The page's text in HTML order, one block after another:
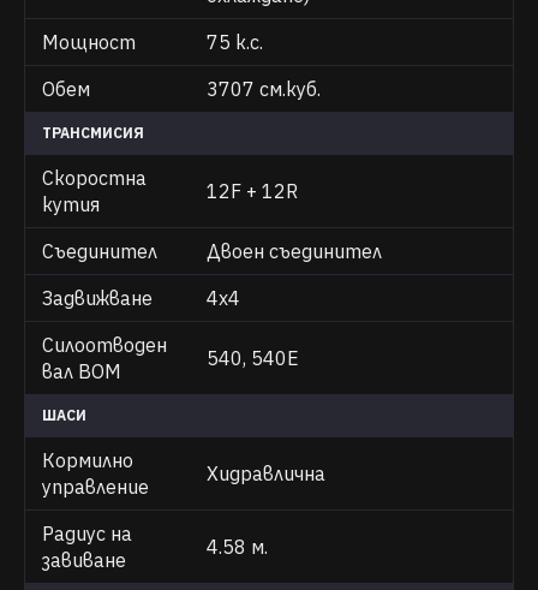
Мощност
75 к.с.
Обем
3707 см.куб.
ТРАНСМИСИЯ
Скоростна
кутия
12F + 12R
Съединител
Двоен съединител
Задвижване
4х4
Силоотводен
вал ВОМ
540, 540E
ШАСИ
Кормилно
управление
Хидравлична
Радиус на
завиване
4.58 м.